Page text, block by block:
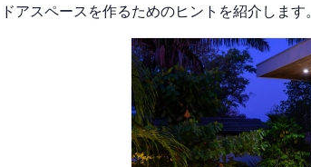
ドアスペースを作るためのヒントを紹介します。